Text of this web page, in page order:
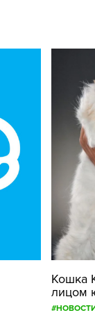
Кошка
лицом